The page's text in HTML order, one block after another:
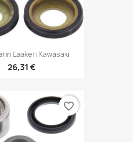
Laakeri Kawasaki
26,31 €
favorite_border